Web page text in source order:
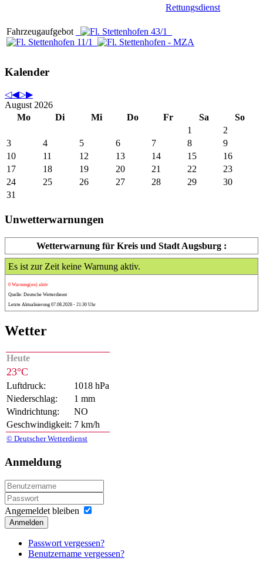
Rettungsdienst
Fahrzeugaufgebot
Kalender
August 2026
Mo
Di Mi Do Fr Sa
So
1
2
3
4 5 6 7 8
9
10
11 12 13 14 15
16
17
18 19 20 21 22
23
24
25 26 27 28 29
30
31
Unwetterwarnungen
Wetterwarnung für Kreis und Stadt Augsburg :
Es ist zur Zeit keine Warnung aktiv.
0 Warnung(en) aktiv
Quelle: Deutsche Wetterdienst
Letzte Aktualisierung 07.08.2026 - 21:30 Uhr
Wetter
Heute
23°C
Luftdruck:
1018 hPa
Niederschlag:
1 mm
Windrichtung:
NO
Geschwindigkeit: 7 km/h
© Deutscher Wetterdienst
Anmeldung
Angemeldet bleiben
Anmelden
Passwort vergessen?
Benutzername vergessen?